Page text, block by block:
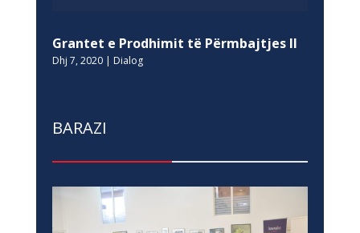
Grantet e Prodhimit të Përmbajtjes II
Dhj 7, 2020| Dialog
BARAZI